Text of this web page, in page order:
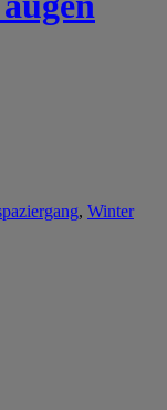
, Winter